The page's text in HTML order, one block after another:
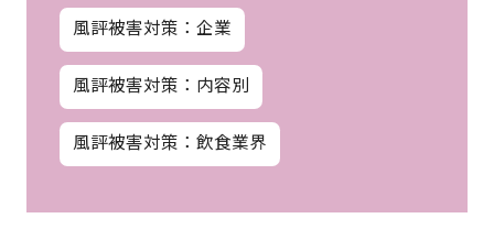
風評被害対策：企業
風評被害対策：内容別
風評被害対策：飲食業界